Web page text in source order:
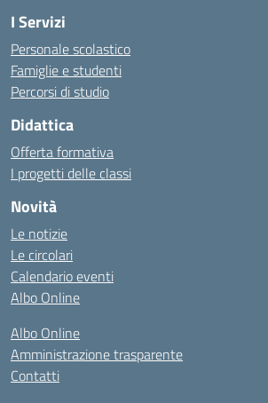
I Servizi
Personale scolastico
Famiglie e studenti
Percorsi di studio
Didattica
Offerta formativa
I progetti delle classi
Novità
Le notizie
Le circolari
Calendario eventi
Albo Online
Albo Online
Amministrazione trasparente
Contatti